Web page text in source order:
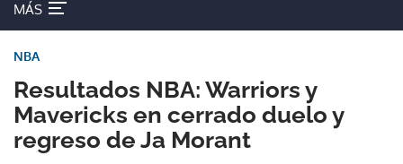
MÁS
Resultados NBA: Warriors y
Mavericks en cerrado duelo y
regreso de Ja Morant
NBA